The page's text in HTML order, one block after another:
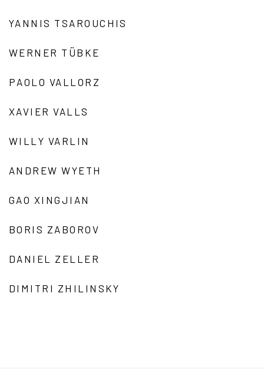
YANNIS TSAROUCHIS
WERNER TÜBKE
PAOLO VALLORZ
XAVIER VALLS
WILLY VARLIN
ANDREW WYETH
GAO XINGJIAN
BORIS ZABOROV
DANIEL ZELLER
DIMITRI ZHILINSKY